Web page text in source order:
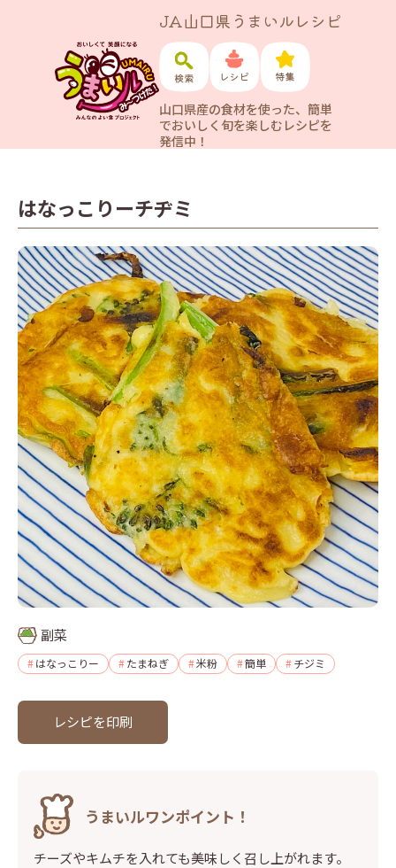
JA山口県うまいルレシピ
山口県産の食材を使った、簡単
でおいしく旬を楽しむレシピを
発信中！
はなっこりーチヂミ
副菜
はなっこりー たまねぎ 米粉 簡単 チジミ
レシピを印刷
うまいルワンポイント！
チーズやキムチを入れても美味しく召し上がれます。